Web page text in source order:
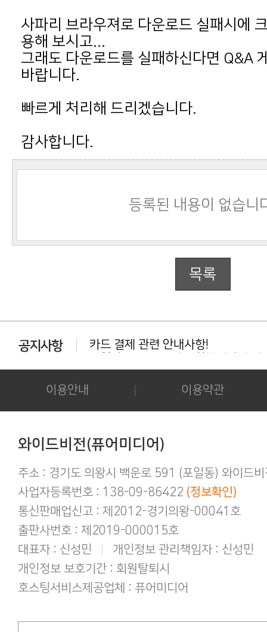
용해 보시고...
바랍니다.
빠르게 처리해 드리겠습니다.
감사합니다.
등록된 내용이 없습니
목록
카드 결제 관련 안내사항!
다운로드 실패시 대처법 안내!!!
카드결제 결제 중 '세션만료' 문구 노
후기 작성시 화보의 사진을 공개하시
아이폰/아이패드 등 애플기기 화보집
애플(맥 IOS 및 아이폰) 다운로드 오
간편하게 결제하기!
구매 후 후기작성 방법!
이용안내 이용약관
와이드비전(퓨어미디어)
주소 : 경기도 의왕시 백운로 591 (포일동) 와이드비
사업자등록번호 : 138-09-86422 (정보확인)
통신판매업신고 : 제2012-경기의왕-00041호
출판사번호 : 제2019-000015호
대표자 : 신성민
개인정보 관리책임자 : 신성민
개인정보 보호기간 : 회원탈퇴시
호스팅서비스제공업체 : 퓨어미디어